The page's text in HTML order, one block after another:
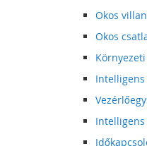
Okos
Okos